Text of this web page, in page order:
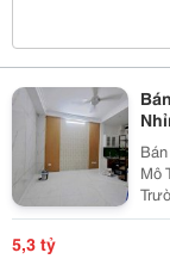
Mô
Trường ⛳️Vị Trí: + Ngõ
Ra
5,3 tỷ